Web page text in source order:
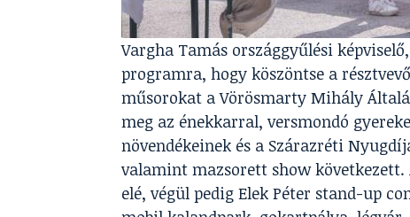
Vargha Tamás országgyűlési
programra, hogy köszöntse a
műsorokat a Vörösmarty Mihály
meg az énekkarral, versmondó
növendékeinek és a Szárazréti
valamint mazsorett show következett.
elé, végül pedig Elek Péter stand-up